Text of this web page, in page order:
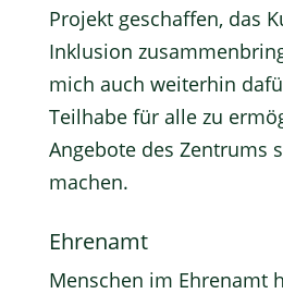
Projekt geschaffen, das
Inklusion
mich auch weiterhin
Teilhabe für alle zu
Angebote des Zentrums
machen.
Ehrenamt
Menschen im Ehrenamt